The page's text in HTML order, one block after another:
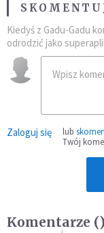
Kiedyś z Gadu-Gadu
odrodzić jako
Zaloguj się lub
Twój
Komentarze ()